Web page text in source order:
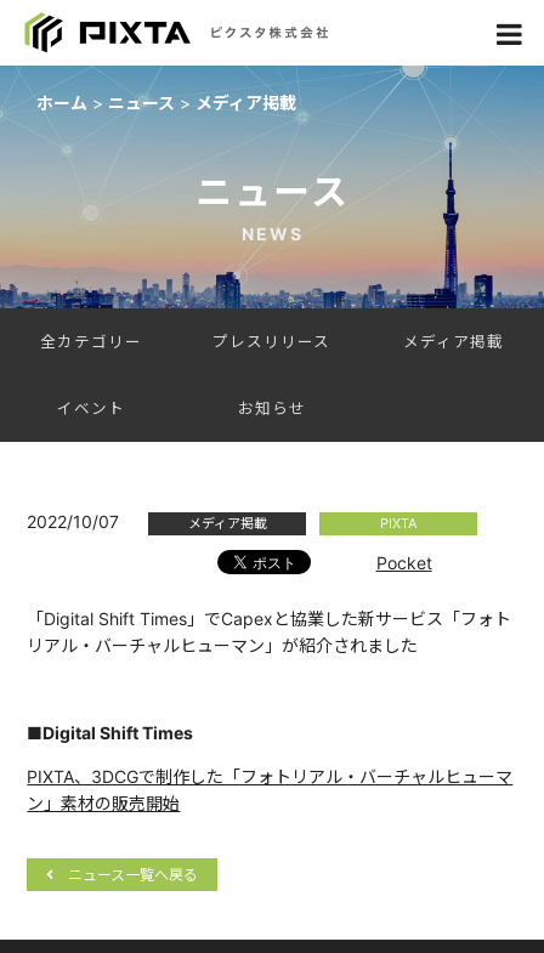
ホーム ニュース メディア掲載
ニュース
NEWS
全カテゴリー プレスリリース メディア掲載
イベント お知らせ
2022/10/07 メディア掲載 PIXTA
Pocket
「Digital Shift Times」でCapexと協業した新サービス「フォト
リアル・バーチャルヒューマン」が紹介されました
■Digital Shift Times
PIXTA、3DCGで制作した「フォトリアル・バーチャルヒューマ
ン」素材の販売開始
ニュース一覧へ戻る